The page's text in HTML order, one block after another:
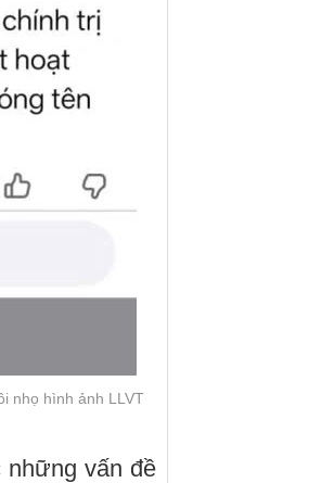
nhọ hình ảnh LLVT
những vấn đề